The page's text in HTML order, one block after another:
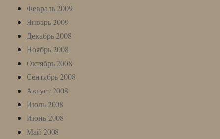
Февраль 2009
Январь 2009
Декабрь 2008
Ноябрь 2008
Октябрь 2008
Сентябрь 2008
Август 2008
Июль 2008
Июнь 2008
Май 2008